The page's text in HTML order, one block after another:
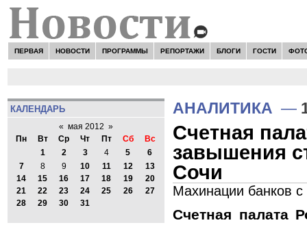
ПЕРВАЯ НОВОСТИ ПРОГРАММЫ РЕПОРТАЖИ БЛОГИ ГОСТИ
КАЛЕНДАРЬ
« мая 2012 »
Пн
Вт Ср Чт Пт Сб
Вс
1
2 3 4 5
6
7
8 9 10 11 12
13
14
15 16 17 18 19
20
21
22 23 24 25 26
27
28
29 30 31
АНАЛИТИКА —
Счетная
завышения
Сочи
Махинации банков с
Счетная палата